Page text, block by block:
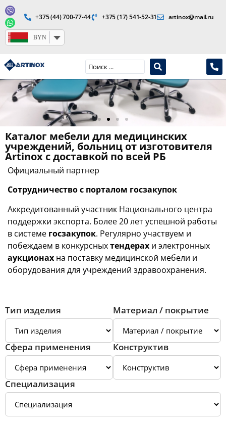
СТУЛЬЯ И
ТАБУРЕТЫ
Каталог мебели для медицинских
учреждений, больниц от изготовителя
Artinox с доставкой по всей РБ
Официальный партнер
Сотрудничество с порталом госзакупок
Аккредитованный участник Национального центра
поддержки экспорта. Более 20 лет успешной работы
в системе госзакупок. Регулярно участвуем и
побеждаем в конкурсныхтендерах и электронных
аукционах на поставку медицинской мебели и
оборудования для учреждений здравоохранения.
хранения и инструментальные столы из
хромоникелевого сплава с защитным напылением
или электрополированной поверхностью,
изготовленные под санитарно-эпидемиологические
нормы учреждений здравоохранения Республики
Беларусь.
Каталог продукции для лечебных
учреждений
Тип изделия Материал / покрытие
Сфера применения Конструктив
Специализация
+375 (44) 700-77-44 +375 (17) 541-52-31 artinox@mail.ru
BYN
Производство медицинской продукции и